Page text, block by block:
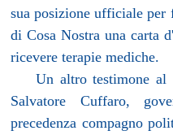
sua posizione ufficiale per
di Cosa Nostra una carta
ricevere terapie mediche.
Un altro testimone al
Salvatore Cuffaro,
precedenza compagno